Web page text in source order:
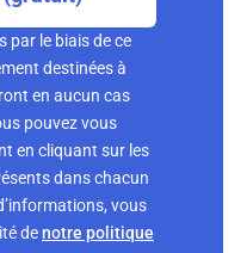
par le biais de ce
destinées à
en aucun cas
pouvez vous
en cliquant sur les
dans chacun
vous
denotre politique